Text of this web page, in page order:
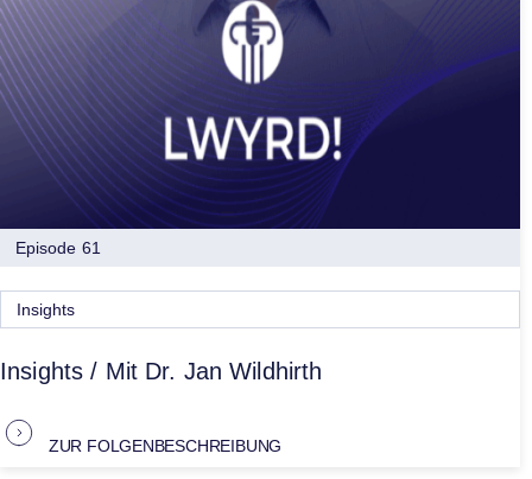
Episode 61
Insights
Insights / Mit Dr. Jan Wildhirth
ZUR FOLGENBESCHREIBUNG